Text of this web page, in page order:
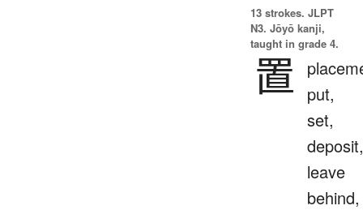
13 strokes. JLPT
N3. Jōyō kanji,
taught in grade 4.
置
put,
set,
deposit,
leave
behind,